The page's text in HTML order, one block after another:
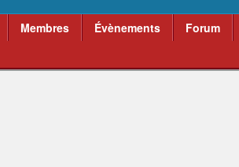
Membres Évènements Forum